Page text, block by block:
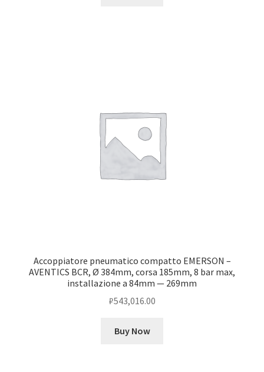
Accoppiatore pneumatico compatto EMERSON –
AVENTICS BCR, Ø 384mm, corsa 185mm, 8 bar max,
installazione a 84mm — 269mm
₽543,016.00
Buy Now